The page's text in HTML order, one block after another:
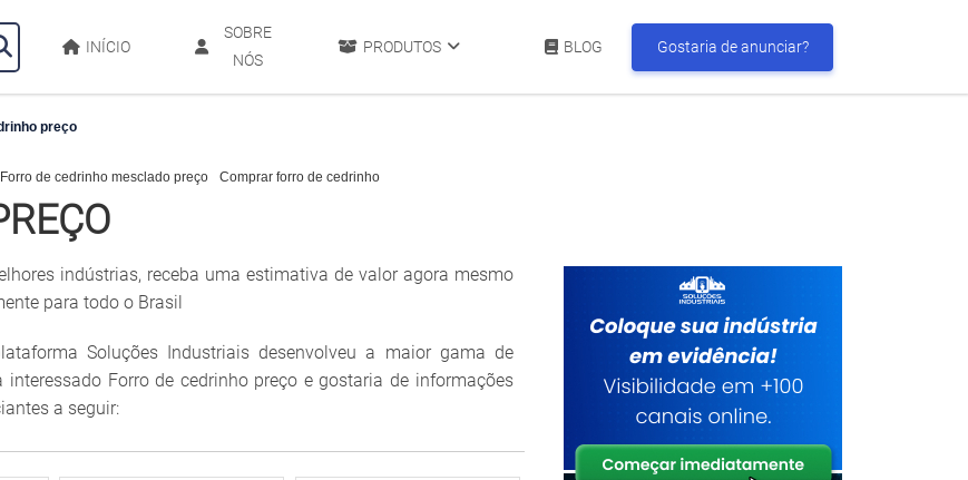
INÍCIO
SOBRE
NÓS
PRODUTOS BLOG Gostaria de anunciar?
preço
Forro de cedrinho mesclado preço Comprar forro de cedrinho
indústrias, receba uma estimativa de valor agora mesmo
para todo o Brasil
Soluções Industriais desenvolveu a maior gama de
Forro de cedrinho preço e gostaria de informações
a seguir: